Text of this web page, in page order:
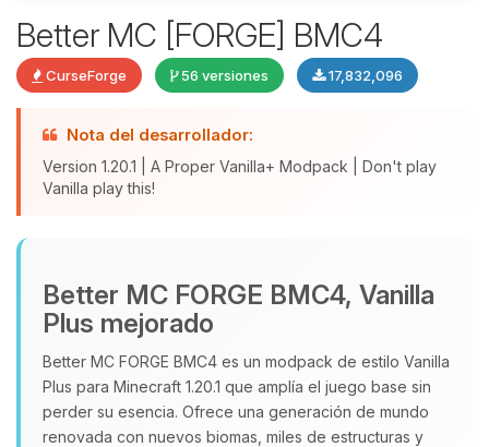
Better MC [FORGE] BMC4
CurseForge 56 versiones 17,832,096
Nota del desarrollador:
Version 1.20.1 | A Proper Vanilla+ Modpack | Don't play
Vanilla play this!
Better MC FORGE BMC4, Vanilla
Plus mejorado
Better MC FORGE BMC4 es un modpack de estilo Vanilla
Plus para Minecraft 1.20.1 que amplía el juego base sin
perder su esencia. Ofrece una generación de mundo
renovada con nuevos biomas, miles de estructuras y
Yupi, por fin alguien con quien
hablar! Soy Choupy, tu pequeno
asistente de BoxToPlay. Cuentame
que necesitas y moveré mis
pequenos circuitos para ayudarte.
09/08/2026 16:40